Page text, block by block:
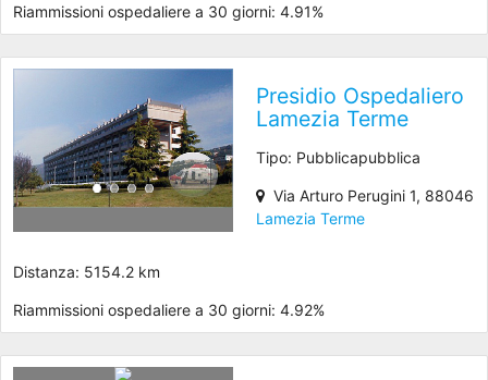
Riammissioni ospedaliere a 30 giorni: 4.91%
Presidio Ospedaliero
Lamezia Terme
Tipo: Pubblicapubblica
Via Arturo Perugini 1, 88046
Lamezia Terme
Distanza: 5154.2 km
Riammissioni ospedaliere a 30 giorni: 4.92%